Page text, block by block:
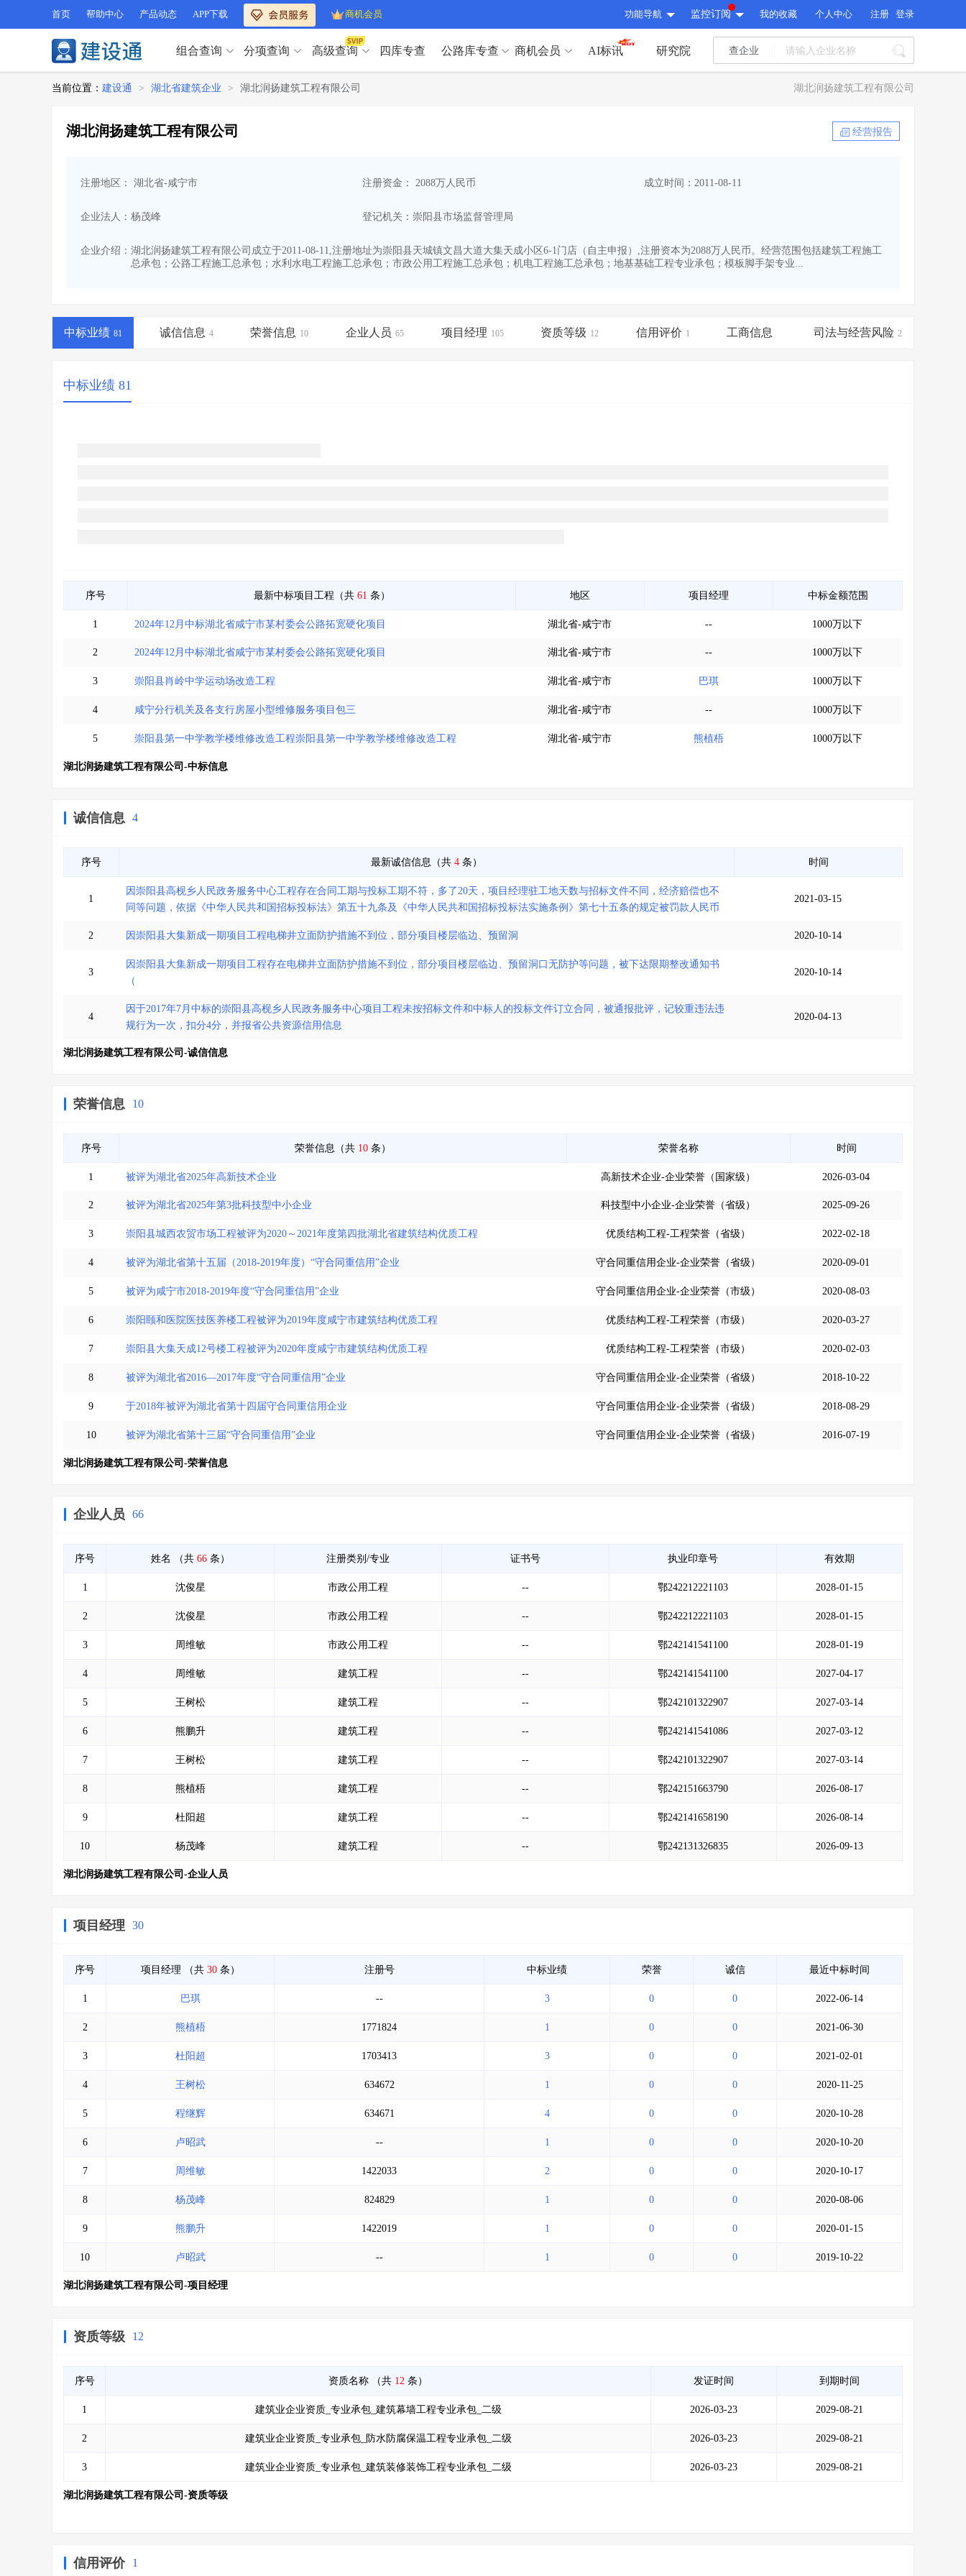
首页 帮助中心 产品动态 APP下载 商机会员 功能导航 监控订阅 我的收藏 个人中心 注册 登录
分项查询（VIP）
查资质 > 查人员>
查荣誉> 查诚信 >
招标信息>
公路库专查>
宏观经济>
商机会员
土地交易
省市重点项目
研究报告>
其他服务
组合查询 分项查询 高级查询 四库专查 公路库专查 商机会员 AI标讯 研究院 查企业
查荣誉>
招标信息>
省库业绩查询
水利库专查>
组合查询-广州>
下浮率>
宏观经济 > 建企舆情
政策规划> 招投标规则>
业主专查
API接口> 市场经营AI云平台>
会员服务> 数据导出服务 >
当前位置： 建设通 > 湖北省建筑企业 > 湖北润扬建筑工程有限公司 湖北润扬建筑工程有限公司
湖北润扬建筑工程有限公司 经营报告
注册地区： 湖北省-咸宁市 注册资金： 2088万人民币 成立时间：2011-08-11
企业法人：杨茂峰 登记机关：崇阳县市场监督管理局
企业介绍： 湖北润扬建筑工程有限公司成立于2011-08-11,注册地址为崇阳县天城镇文昌大道大集天成小区6-1门店（自主申报）,注册资本为2088万人民币。经营范围包括建筑工程施工
总承包；公路工程施工总承包；水利水电工程施工总承包；市政公用工程施工总承包；机电工程施工总承包；地基基础工程专业承包；模板脚手架专业...
中标业绩 81 诚信信息 4 荣誉信息 10 企业人员 65 项目经理 105 资质等级 12 信用评价 1 工商信息 司法与经营风险 2
中标业绩 81
序号 最新中标项目工程（共 61 条） 地区 项目经理 中标金额范围
1 2024年12月中标湖北省咸宁市某村委会公路拓宽硬化项目 湖北省-咸宁市 -- 1000万以下
2 2024年12月中标湖北省咸宁市某村委会公路拓宽硬化项目 湖北省-咸宁市 -- 1000万以下
3 崇阳县肖岭中学运动场改造工程 湖北省-咸宁市 巴琪 1000万以下
4 咸宁分行机关及各支行房屋小型维修服务项目包三 湖北省-咸宁市 -- 1000万以下
5 崇阳县第一中学教学楼维修改造工程崇阳县第一中学教学楼维修改造工程 湖北省-咸宁市 熊植梧 1000万以下
湖北润扬建筑工程有限公司-中标信息
诚信信息 4
序号 最新诚信信息（共 4 条） 时间
1
因崇阳县高枧乡人民政务服务中心工程存在合同工期与投标工期不符，多了20天，项目经理驻工地天数与招标文件不同，经济赔偿也不
同等问题，依据《中华人民共和国招标投标法》第五十九条及《中华人民共和国招标投标法实施条例》第七十五条的规定被罚款人民币
2021-03-15
2 因崇阳县大集新成一期项目工程电梯井立面防护措施不到位，部分项目楼层临边、预留洞 2020-10-14
3
因崇阳县大集新成一期项目工程存在电梯井立面防护措施不到位，部分项目楼层临边、预留洞口无防护等问题，被下达限期整改通知书
（
2020-10-14
4
因于2017年7月中标的崇阳县高枧乡人民政务服务中心项目工程未按招标文件和中标人的投标文件订立合同，被通报批评，记较重违法违
规行为一次，扣分4分，并报省公共资源信用信息
2020-04-13
湖北润扬建筑工程有限公司-诚信信息
荣誉信息 10
序号 荣誉信息（共 10 条） 荣誉名称 时间
1 被评为湖北省2025年高新技术企业 高新技术企业-企业荣誉（国家级） 2026-03-04
2 被评为湖北省2025年第3批科技型中小企业 科技型中小企业-企业荣誉（省级） 2025-09-26
3 崇阳县城西农贸市场工程被评为2020～2021年度第四批湖北省建筑结构优质工程 优质结构工程-工程荣誉（省级） 2022-02-18
4 被评为湖北省第十五届（2018-2019年度）“守合同重信用”企业 守合同重信用企业-企业荣誉（省级） 2020-09-01
5 被评为咸宁市2018-2019年度“守合同重信用”企业 守合同重信用企业-企业荣誉（市级） 2020-08-03
6 崇阳颐和医院医技医养楼工程被评为2019年度咸宁市建筑结构优质工程 优质结构工程-工程荣誉（市级） 2020-03-27
7 崇阳县大集天成12号楼工程被评为2020年度咸宁市建筑结构优质工程 优质结构工程-工程荣誉（市级） 2020-02-03
8 被评为湖北省2016—2017年度“守合同重信用”企业 守合同重信用企业-企业荣誉（省级） 2018-10-22
9 于2018年被评为湖北省第十四届守合同重信用企业 守合同重信用企业-企业荣誉（省级） 2018-08-29
10 被评为湖北省第十三届“守合同重信用”企业 守合同重信用企业-企业荣誉（省级） 2016-07-19
湖北润扬建筑工程有限公司-荣誉信息
企业人员 66
序号 姓名 （共 66条） 注册类别/专业 证书号 执业印章号 有效期
1 沈俊星 市政公用工程 -- 鄂242212221103 2028-01-15
2 沈俊星 市政公用工程 -- 鄂242212221103 2028-01-15
3 周维敏 市政公用工程 -- 鄂242141541100 2028-01-19
4 周维敏 建筑工程 -- 鄂242141541100 2027-04-17
5 王树松 建筑工程 -- 鄂242101322907 2027-03-14
6 熊鹏升 建筑工程 -- 鄂242141541086 2027-03-12
7 王树松 建筑工程 -- 鄂242101322907 2027-03-14
8 熊植梧 建筑工程 -- 鄂242151663790 2026-08-17
9 杜阳超 建筑工程 -- 鄂242141658190 2026-08-14
10 杨茂峰 建筑工程 -- 鄂242131326835 2026-09-13
湖北润扬建筑工程有限公司-企业人员
项目经理 30
序号 项目经理 （共 30条） 注册号 中标业绩 荣誉 诚信 最近中标时间
1 巴琪 -- 3 0 0 2022-06-14
2 熊植梧 1771824 1 0 0 2021-06-30
3 杜阳超 1703413 3 0 0 2021-02-01
4 王树松 634672 1 0 0 2020-11-25
5 程继辉 634671 4 0 0 2020-10-28
6 卢昭武 -- 1 0 0 2020-10-20
7 周维敏 1422033 2 0 0 2020-10-17
8 杨茂峰 824829 1 0 0 2020-08-06
9 熊鹏升 1422019 1 0 0 2020-01-15
10 卢昭武 -- 1 0 0 2019-10-22
湖北润扬建筑工程有限公司-项目经理
资质等级 12
序号 资质名称 （共 12 条） 发证时间 到期时间
1 建筑业企业资质_专业承包_建筑幕墙工程专业承包_二级 2026-03-23 2029-08-21
2 建筑业企业资质_专业承包_防水防腐保温工程专业承包_二级 2026-03-23 2029-08-21
3 建筑业企业资质_专业承包_建筑装修装饰工程专业承包_二级 2026-03-23 2029-08-21
湖北润扬建筑工程有限公司-资质等级
信用评价 1